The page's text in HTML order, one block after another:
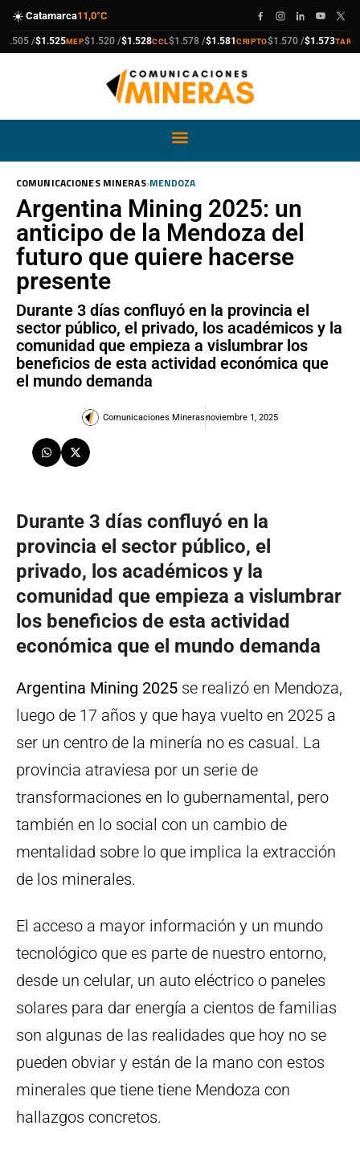
☀️ Catamarca11,0°C
/$1.525MEP
compra$1.520 /
venta $1.528CCL
compra$1.578 /
venta $1.581CRIPTO
compra$1.570 /
venta $1.573TARJETA
compra
venta
COMUNICACIONES MINERAS›MENDOZA
Argentina Mining 2025: un
anticipo de la Mendoza del
futuro que quiere hacerse
presente
Durante 3 días confluyó en la provincia el
sector público, el privado, los académicos y la
comunidad que empieza a vislumbrar los
beneficios de esta actividad económica que
el mundo demanda
Comunicaciones Minerasnoviembre 1, 2025
Durante 3 días confluyó en la
provincia el sector público, el
privado, los académicos y la
comunidad que empieza a vislumbrar
los beneficios de esta actividad
económica que el mundo demanda
Argentina Mining 2025 se realizó en Mendoza,
luego de 17 años y que haya vuelto en 2025 a
ser un centro de la minería no es casual. La
provincia atraviesa por un serie de
transformaciones en lo gubernamental, pero
también en lo social con un cambio de
mentalidad sobre lo que implica la extracción
de los minerales.
El acceso a mayor información y un mundo
tecnológico que es parte de nuestro entorno,
desde un celular, un auto eléctrico o paneles
solares para dar energía a cientos de familias
son algunas de las realidades que hoy no se
pueden obviar y están de la mano con estos
minerales que tiene tiene Mendoza con
hallazgos concretos.